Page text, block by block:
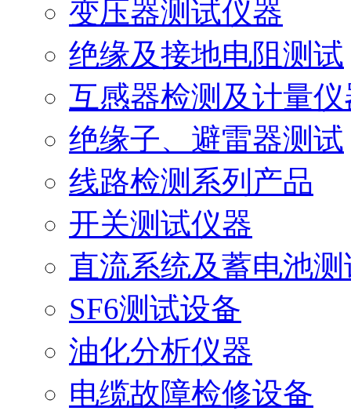
变压器测试仪器
绝缘及接地电阻测试
互感器检测及计量仪
绝缘子、避雷器测试
线路检测系列产品
开关测试仪器
直流系统及蓄电池测
SF6测试设备
油化分析仪器
电缆故障检修设备